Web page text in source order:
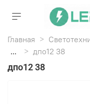
Главная
...
дпо12 38
дпо12 38